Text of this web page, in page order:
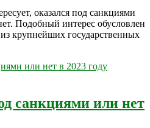
оказался под санкциями
Подобный интерес обусловлен
крупнейших государственных
санкциями или нет